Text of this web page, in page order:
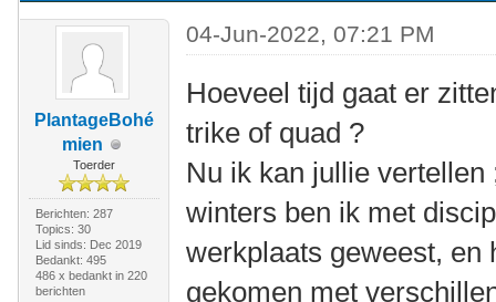
PlantageBohé
mien
Toerder
Berichten: 287
Topics: 30
Lid sinds: Dec 2019
Bedankt: 495
486 x bedankt in 220
berichten
04-Jun-2022, 07:21 PM
Hoeveel tijd gaat er
trike of quad ?
Nu ik kan jullie
winters ben ik met
werkplaats geweest, en
gekomen met